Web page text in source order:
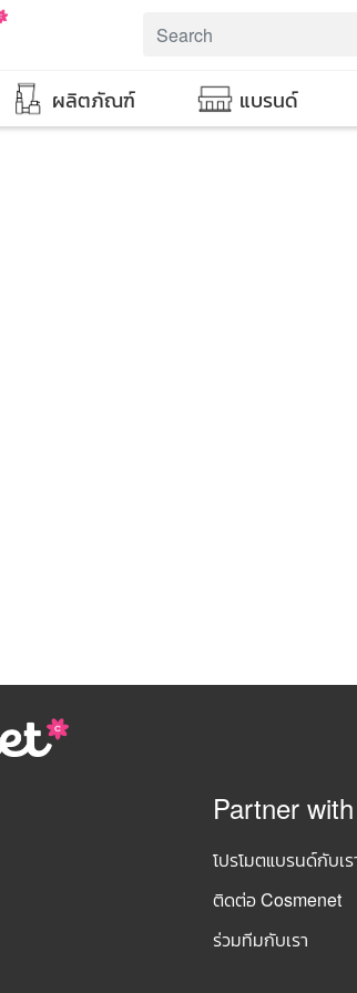
ผลิตภัณฑ์ แบรนด์
Partner
โปรโมตแบรนด์กับเร
ติดต่อ Cosmenet
ร่วมทีมกับเรา